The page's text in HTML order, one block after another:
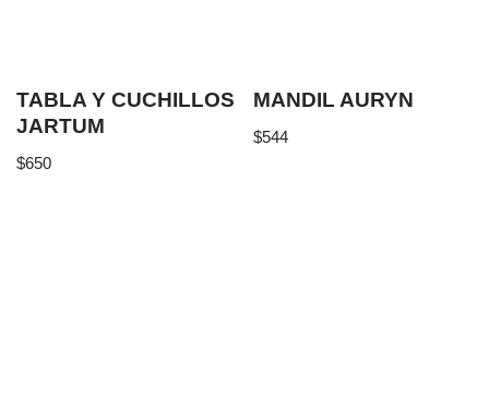
TABLA Y CUCHILLOS
JARTUM
$650
MANDIL AURYN
$544